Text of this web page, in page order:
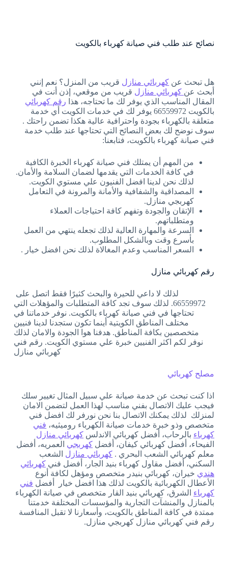
نصائح عند طلب فني صيانة كهرباء بالكويت
هل تبحث عن كهربائي منازل قريب من المنزل؟ نعم إنني
أبحث عن كهربائي منازل قريب من موقعي، إذن أنت في
المقال المناسب الذي يوفر لك ما تحتاجه، هذا رقم كهربائي
بالكويت 66559972 يوفر لك في خدمات الكويت أي خدمة
متعلقة بالكهرباء بجودة واحترافية عالية هكذا تضمن راحتك .
سوف نوضح لك بعض النصائح التي تحتاجها عند طلب خدمة
فني صيانة كهرباء بالكويت، فتابعنا:
من المهم أن يمتلك فني صيانة كهرباء الخبرة الكافية
في كافة الخدمات التي يقدمها لضمان السلامة والأمان.
لذلك نحن لدينا افضل الفنيون علي مستوي الكويت.
المصداقية والشفافية والأمانة والمرونة في التعامل
كهربجي منازل.
الإتقان والجودة وتفهم كافة احتياجات العملاء
ومتطلباتهم.
السرعة والمهارة العالية لذلك تجعله ينتهي من العمل
بأسرع وقت وبالشكل المطلوب.
السعر المناسب وعدم المغالاة لذلك نحن افضل خيار .
رقم كهربائي منازل
لذلك لا داعي للحيرة والبحث كثيرًا فقط اتصل على
66559972. لذلك سوف تجد كافة المتطلبات والمؤهلات التي
تحتاجها في فني صيانة كهرباء بالكويت. نوفر خدماتنا في
مختلف المناطق الكويتية أينما تكون ستجدنا لدينا فنيين
متخصصين بكافة المناطق. هدفنا هوا الجودة والامان لذلك
نوفر لكم اكثر الفنيين خبرة علي مستوي الكويت. رقم فني
كهربائي منازل
مصلح كهربائي
اذا كنت تبحث عن خدمة صيانة علي سبيل المثال تغيير سلك
فيجب عليك الاتصال بفني مناسب لهذا العمل لتضمن الامان
لمنزلك لذلك يمكنك الاتصال بنا نحن نورفر لك افضل فني
متخصص وذو خبرة خدمات صيانة الكهرباء روميثيه، فني
كهرباء بالرحاب، أفضل كهربائي الاندلس كهربائي منازل
الفيحاء، أفضل كهربائي كيفان، أفضل كهربجي العمريه، أفضل
معلم كهربائي الشعب البحري . كهربائي منازل الشعب
السكني، أفضل مقاول كهرباء بنيد الجار، أفضل فني كهربائي
هندي خيران، كهربائي بنيدر متخصص ومؤهل لكافة أنوع
الأعطال الكهربائية بالكويت لذلك هذا افضل خيار أفضل فني
كهرباء الشرق، كهربائي بنيد القار متخصص في صيانة الكهرباء
بالمنازل والمنشآت التجارية والمؤسسات المختلفة خدمتنا
ممتدة في كافة المناطق بالكويت، وأسعارنا لا تقبل المنافسة
رقم فني كهربائي منازل كهربجي منازل.